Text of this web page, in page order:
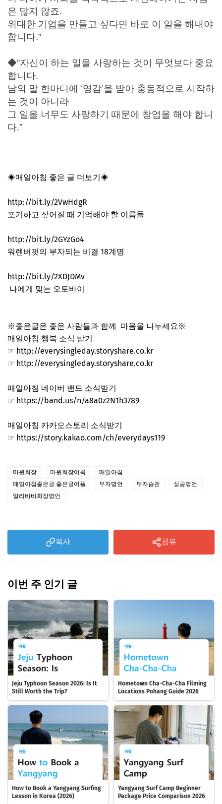
은 많지 않죠.
위대한 기업을 만들고 싶다면 바로 이 일을 해내야
합니다.”
◆“자신이 하는 일을 사랑하는 것이 무엇보다 중요
합니다.
남의 말 한마디에 ‘영감’을 받아 충동적으로 시작하
는 것이 아니라
그 일을 너무도 사랑하기 때문에 창업을 해야 합니
다.”
◈매일아침 좋은 글 더보기◈
http://bit.ly/2VwHdgR
포기하고 싶어질 때 기억해야 할 이름들
http://bit.ly/2GYzGo4
워렌버핏의 부자되는 비결 18계명
http://bit.ly/2XDJDMv
나에게 맞는 오토바이
※좋은글은 좋은 사람들과 함께 마음을 나누세요※
매일아침 행복 소식 받기
☞ http://everysingleday.storyshare.co.kr
☞ http://everysingleday.storyshare.co.kr
매일아침 네이버 밴드 소식받기
☞ https://band.us/n/a8a0z2N1h3789
매일아침 카카오스토리 소식받기
☞ https://story.kakao.com/ch/everydays119
마윈회장 마윈회장어록
매일아침
매일아침좋은글 좋은글어플
부자명언 부자습관
성공명언
알리바바회장명언
복사 공유
이번 주 인기 글
Jeju Typhoon Season 2026: Is It
Still Worth the Trip?
Hometown Cha-Cha-Cha Filming
Locations Pohang Guide 2026
How to Book a Yangyang Surfing
Lesson in Korea (2026)
Yangyang Surf Camp Beginner
Package Price Comparison 2026